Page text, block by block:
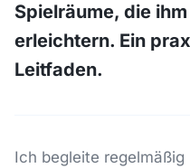
Spielräume, die
erleichtern. Ein
Leitfaden.
Ich begleite